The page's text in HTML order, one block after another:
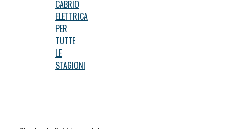
CABRIO
ELETTRICA
PER
TUTTE
LE
STAGIONI